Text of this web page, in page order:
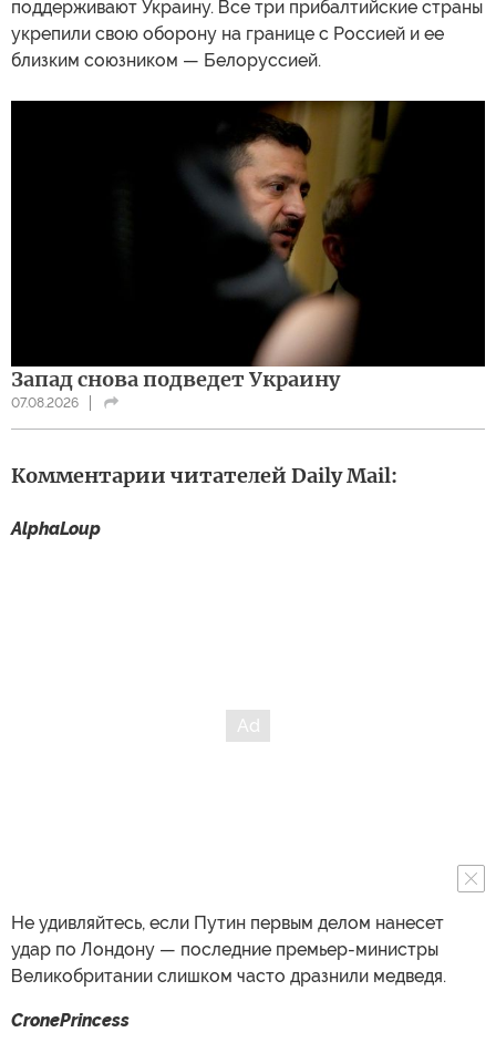
поддерживают Украину. Все три прибалтийские страны
укрепили свою оборону на границе с Россией и ее
близким союзником — Белоруссией.
Запад снова подведет Украину
07.08.2026
Комментарии читателей Daily Mail:
AlphaLoup
Не удивляйтесь, если Путин первым делом нанесет
удар по Лондону — последние премьер-министры
Великобритании слишком часто дразнили медведя.
CronePrincess